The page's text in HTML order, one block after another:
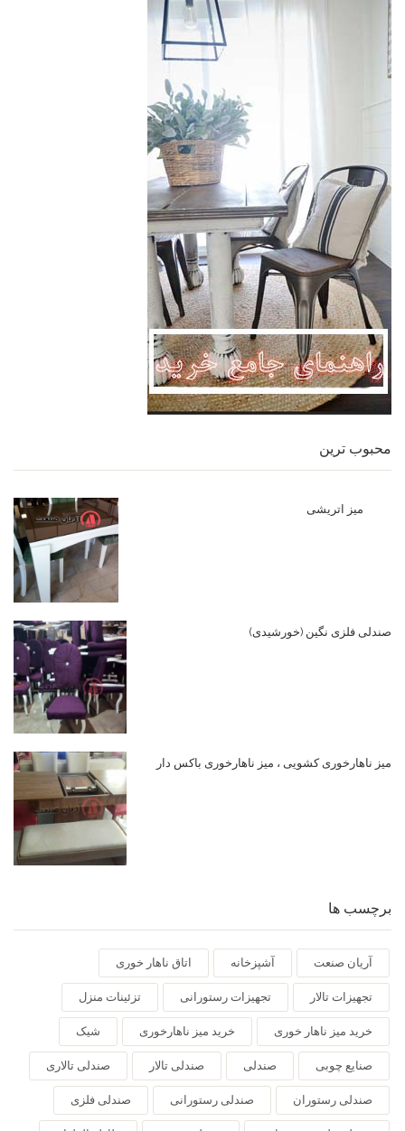
محبوب ترین
میز اتریشی
صندلی فلزی نگین (خورشیدی)
میز ناهارخوری کشویی ، میز ناهارخوری باکس دار
برچسب ها
آریان صنعت آشپزخانه اتاق ناهار خوری
تجهیزات تالار تجهیزات رستورانی تزئینات منزل
خرید میز ناهار خوری خرید میز ناهارخوری شیک
صنایع چوبی صندلی صندلی تالار صندلی تالاری
صندلی رستوران صندلی رستورانی صندلی فلزی